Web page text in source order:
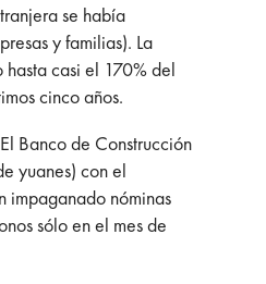
se había
y familias). La
casi el 170% del
cinco años.
Banco de Construcción
yuanes) con el
impaganado nóminas
sólo en el mes de